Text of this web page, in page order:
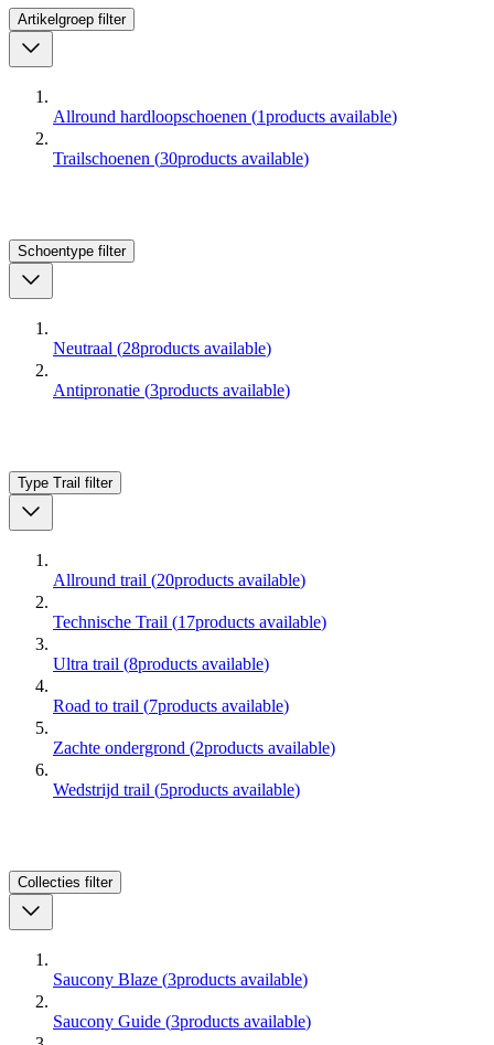
Artikelgroep filter
Allround hardloopschoenen (1products available)
Trailschoenen (30products available)
Schoentype filter
Neutraal (28products available)
Antipronatie (3products available)
Type Trail filter
Allround trail (20products available)
Technische Trail (17products available)
Ultra trail (8products available)
Road to trail (7products available)
Zachte ondergrond (2products available)
Wedstrijd trail (5products available)
Collecties filter
Saucony Blaze (3products available)
Saucony Guide (3products available)